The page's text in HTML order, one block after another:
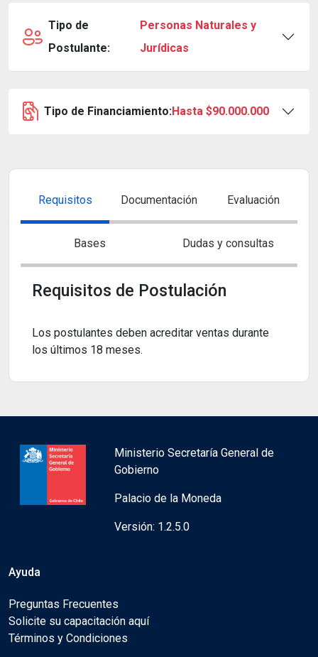
Tipo de
Postulante:
Personas Naturales y
Jurídicas
Tipo de Financiamiento:Hasta $90.000.000
Requisitos Documentación Evaluación
Bases Dudas y consultas
Requisitos de Postulación
Los postulantes deben acreditar ventas durante
los últimos 18 meses.
Ministerio Secretaría General de
Gobierno
Palacio de la Moneda
Versión: 1.2.5.0
Ayuda
Preguntas Frecuentes
Solicite su capacitación aquí
Términos y Condiciones